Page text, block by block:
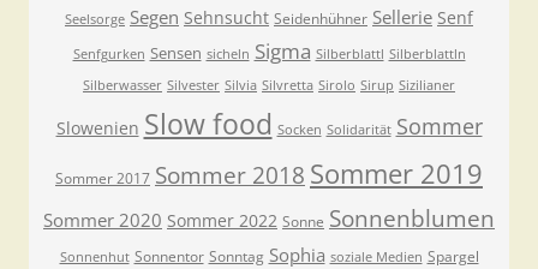
Seelsorge Segen Sehnsucht Seidenhühner Sellerie Senf
Senfgurken Sensen sicheln Sigma Silberblattl Silberblattln
Silberwasser Silvester Silvia Silvretta Sirolo Sirup Sizilianer
Slowenien Slow food Socken Solidarität Sommer
Sommer 2017 Sommer 2018 Sommer 2019
Sommer 2020 Sommer 2022 Sonne Sonnenblumen
Sonnenhut Sonnentor Sonntag Sophia soziale Medien Spargel